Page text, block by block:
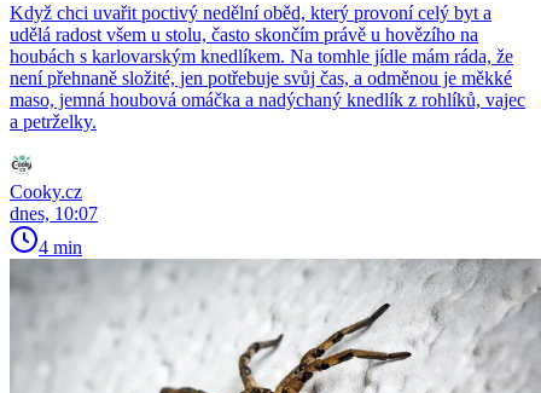
Když chci uvařit poctivý nedělní oběd, který provoní celý byt a
udělá radost všem u stolu, často skončím právě u hovězího na
houbách s karlovarským knedlíkem. Na tomhle jídle mám ráda, že
není přehnaně složité, jen potřebuje svůj čas, a odměnou je měkké
maso, jemná houbová omáčka a nadýchaný knedlík z rohlíků, vajec
a petrželky.
Cooky.cz
dnes, 10:07
4 min